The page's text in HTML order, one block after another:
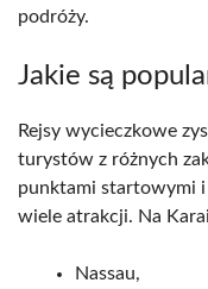
podróży.
Jakie są
Rejsy wycieczkowe
turystów z różnych
punktami startowymi
wiele atrakcji. Na
Nassau,